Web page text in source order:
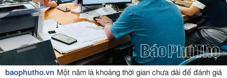
baophutho.vn Một năm là khoảng thời gian chưa dài để đánh giá